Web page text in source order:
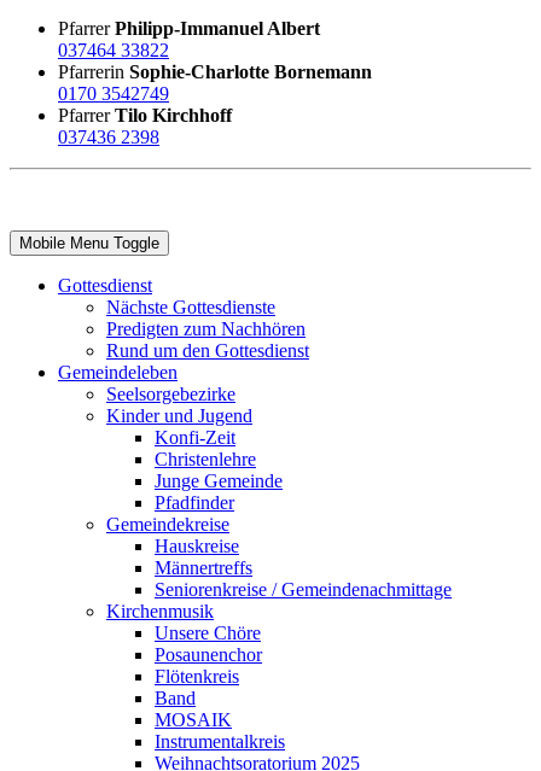
PfarrerPhilipp-Immanuel Albert
037464 33822
Pfarrerin Sophie-Charlotte Bornemann
0170 3542749
PfarrerTilo Kirchhoff
037436 2398
Mobile Menu Toggle
Gottesdienst
Nächste Gottesdienste
Predigten zum Nachhören
Rund um den Gottesdienst
Gemeindeleben
Seelsorgebezirke
Kinder und Jugend
Konfi-Zeit
Christenlehre
Junge Gemeinde
Pfadfinder
Gemeindekreise
Hauskreise
Männertreffs
Seniorenkreise / Gemeindenachmittage
Kirchenmusik
Unsere Chöre
Posaunenchor
Flötenkreis
Band
MOSAIK
Instrumentalkreis
Weihnachtsoratorium 2025